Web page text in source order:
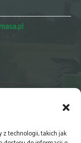
z technologii, takich jak